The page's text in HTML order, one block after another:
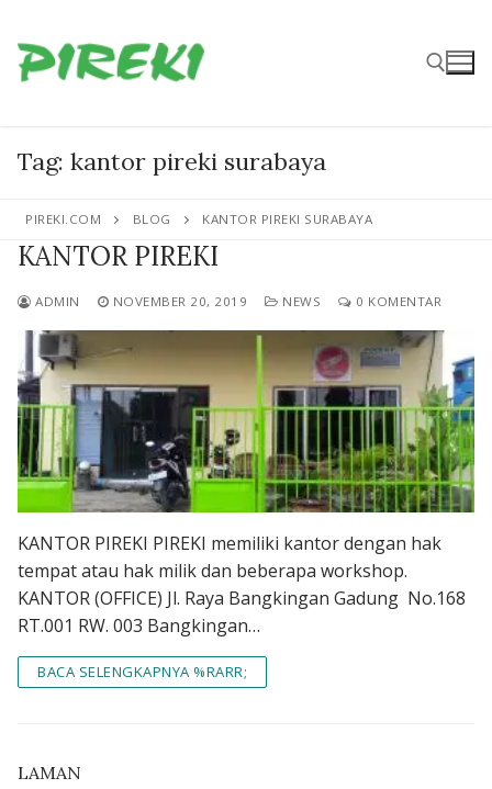
ke
konten
Cari:
Tag: kantor pireki surabaya
PIREKI.COM BLOG KANTOR PIREKI SURABAYA
KANTOR PIREKI
ADMIN NOVEMBER 20, 2019 NEWS 0 KOMENTAR
KANTOR PIREKI PIREKI memiliki kantor dengan hak
tempat atau hak milik dan beberapa workshop.
KANTOR (OFFICE) Jl. Raya Bangkingan Gadung No.168
RT.001 RW. 003 Bangkingan…
BACA SELENGKAPNYA %RARR;
LAMAN